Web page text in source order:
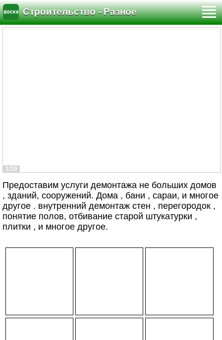
Строительство - Разное
1/10
Предоставим услуги демонтажа не больших домов
, зданий, сооружений. Дома , бани , сараи, и многое
другое . внутренний демонтаж стен , перегородок ,
понятие полов, отбивание старой штукатурки ,
плитки , и многое другое.